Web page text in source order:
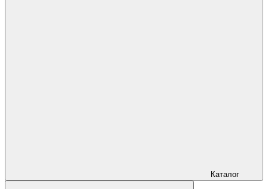
Каталог